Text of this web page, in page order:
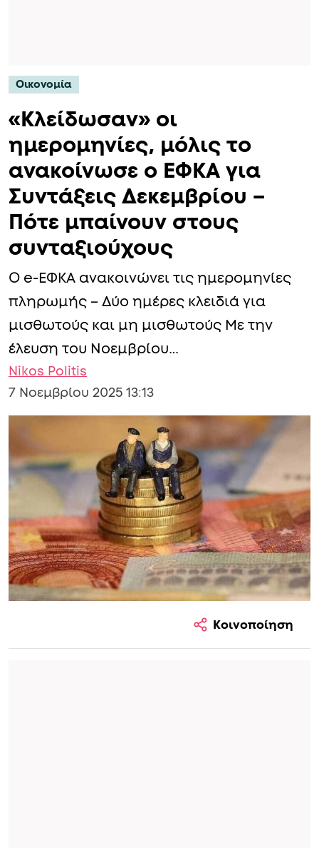
Οικονομία
«Κλείδωσαν» οι
ημερομηνίες, μόλις το
ανακοίνωσε ο ΕΦΚΑ για
Συντάξεις Δεκεμβρίου –
Πότε μπαίνουν στους
συνταξιούχους
Ο e-ΕΦΚΑ ανακοινώνει τις ημερομηνίες
πληρωμής – Δύο ημέρες κλειδιά για
μισθωτούς και μη μισθωτούς Με την
έλευση του Νοεμβρίου…
Nikos Politis
7 Νοεμβρίου 2025 13:13
Κοινοποίηση